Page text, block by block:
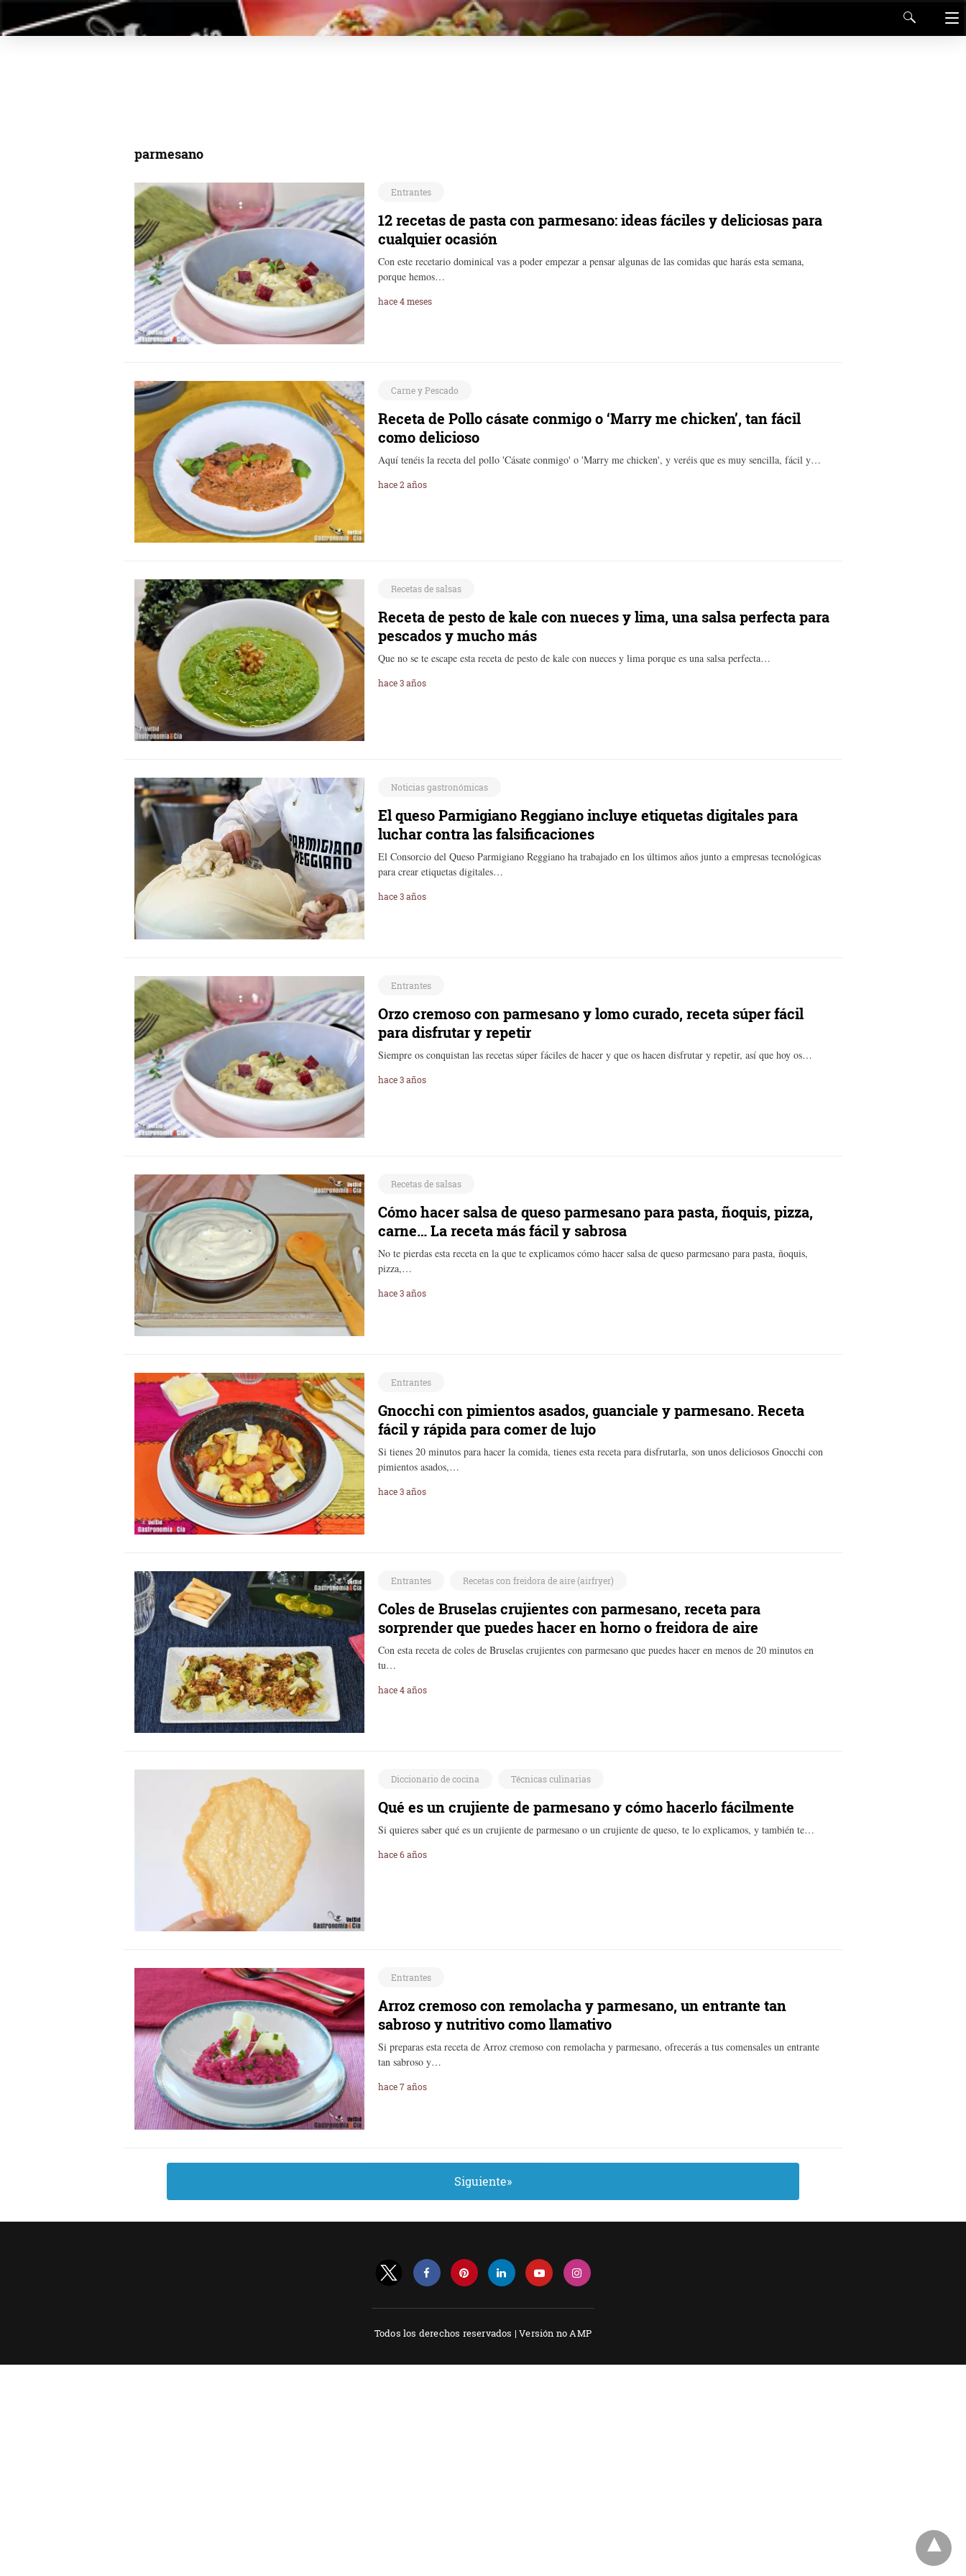
parmesano
Entrantes
12 recetas de pasta con parmesano: ideas fáciles y deliciosas para
cualquier ocasión
Con este recetario dominical vas a poder empezar a pensar algunas de las comidas que harás esta semana,
porque hemos…
hace 4 meses
Carne y Pescado
Receta de Pollo cásate conmigo o ‘Marry me chicken’, tan fácil
como delicioso
Aquí tenéis la receta del pollo 'Cásate conmigo' o 'Marry me chicken', y veréis que es muy sencilla, fácil y…
hace 2 años
Recetas de salsas
Receta de pesto de kale con nueces y lima, una salsa perfecta para
pescados y mucho más
Que no se te escape esta receta de pesto de kale con nueces y lima porque es una salsa perfecta…
hace 3 años
Noticias gastronómicas
El queso Parmigiano Reggiano incluye etiquetas digitales para
luchar contra las falsificaciones
El Consorcio del Queso Parmigiano Reggiano ha trabajado en los últimos años junto a empresas tecnológicas
para crear etiquetas digitales…
hace 3 años
Entrantes
Orzo cremoso con parmesano y lomo curado, receta súper fácil
para disfrutar y repetir
Siempre os conquistan las recetas súper fáciles de hacer y que os hacen disfrutar y repetir, así que hoy os…
hace 3 años
Recetas de salsas
Cómo hacer salsa de queso parmesano para pasta, ñoquis, pizza,
carne… La receta más fácil y sabrosa
No te pierdas esta receta en la que te explicamos cómo hacer salsa de queso parmesano para pasta, ñoquis,
pizza,…
hace 3 años
Entrantes
Gnocchi con pimientos asados, guanciale y parmesano. Receta
fácil y rápida para comer de lujo
Si tienes 20 minutos para hacer la comida, tienes esta receta para disfrutarla, son unos deliciosos Gnocchi con
pimientos asados,…
hace 3 años
Entrantes Recetas con freidora de aire (airfryer)
Coles de Bruselas crujientes con parmesano, receta para
sorprender que puedes hacer en horno o freidora de aire
Con esta receta de coles de Bruselas crujientes con parmesano que puedes hacer en menos de 20 minutos en
tu…
hace 4 años
Diccionario de cocina Técnicas culinarias
Qué es un crujiente de parmesano y cómo hacerlo fácilmente
Si quieres saber qué es un crujiente de parmesano o un crujiente de queso, te lo explicamos, y también te…
hace 6 años
Entrantes
Arroz cremoso con remolacha y parmesano, un entrante tan
sabroso y nutritivo como llamativo
Si preparas esta receta de Arroz cremoso con remolacha y parmesano, ofrecerás a tus comensales un entrante
tan sabroso y…
hace 7 años
Siguiente»
Todos los derechos reservados |Versión no AMP